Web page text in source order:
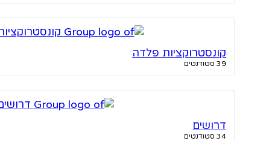
קונסטרוקציות פלדה
39 סטודנטים
דרושים
34 סטודנטים